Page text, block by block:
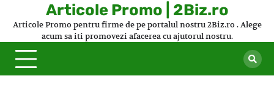
Articole Promo | 2Biz.ro
Articole Promo pentru firme de pe portalul nostru 2Biz.ro . Alege
acum sa iti promovezi afacerea cu ajutorul nostru.